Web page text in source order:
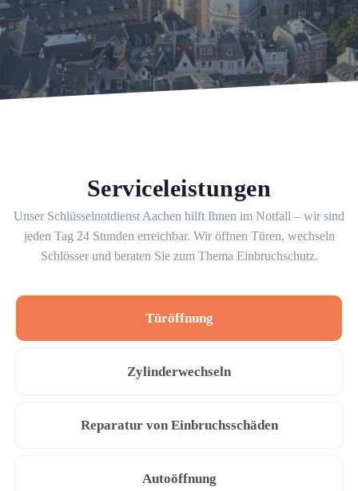
Serviceleistungen
Unser Schlüsselnotdienst Aachen hilft Ihnen im Notfall – wir sind
jeden Tag 24 Stunden erreichbar. Wir öffnen Türen, wechseln
Schlösser und beraten Sie zum Thema Einbruchschutz.
Türöffnung
Zylinderwechseln
Reparatur von Einbruchsschäden
Autoöffnung